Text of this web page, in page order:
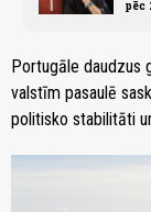
pēc
Portugāle daudzus
valstīm pasaulē
politisko stabilitāti